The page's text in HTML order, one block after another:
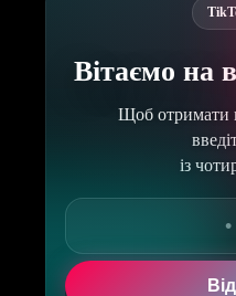
Вітаємо на
Щоб отримати
із